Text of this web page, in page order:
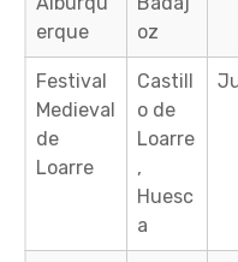
erque
oz
Festival
Medieval
de
Loarre
Castill
o de
Loarre
,
Huesc
a